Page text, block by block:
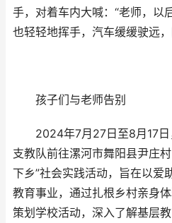
手，对着车内大喊：“老师，以
也轻轻地挥手，汽车缓缓驶远，
孩子们与老师告别
2024年7月27日至8月17日
支教队前往漯河市舞阳县尹庄
下乡”社会实践活动，旨在以爱
教育事业，通过扎根乡村亲身
策划学校活动，深入了解基层